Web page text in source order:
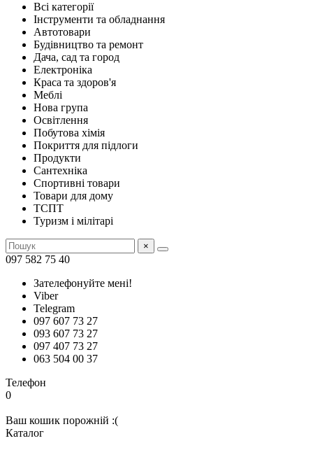
Всі категорії
Інструменти та обладнання
Автотовари
Будівництво та ремонт
Дача, сад та город
Електроніка
Краса та здоров'я
Меблі
Нова група
Освітлення
Побутова хімія
Покриття для підлоги
Продукти
Сантехніка
Спортивні товари
Товари для дому
ТСПТ
Туризм і мілітарі
×
097 582 75 40
Зателефонуйте мені!
Viber
Telegram
097 607 73 27
093 607 73 27
097 407 73 27
063 504 00 37
Телефон
0
Ваш кошик порожній :(
Каталог